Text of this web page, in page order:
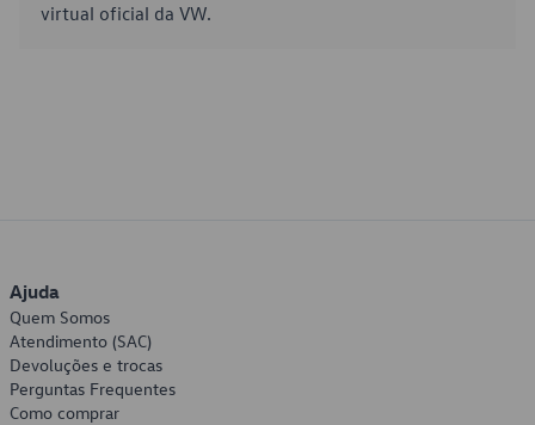
virtual oficial da VW.
Ajuda
Quem Somos
Atendimento (SAC)
Devoluções e trocas
Perguntas Frequentes
Como comprar